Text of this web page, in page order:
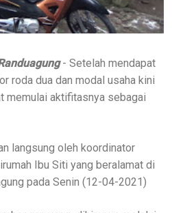
- Setelah mendapat
roda dua dan modal usaha kini
memulai aktifitasnya sebagai
langsung oleh koordinator
Ibu Siti yang beralamat di
pada Senin (12-04-2021)